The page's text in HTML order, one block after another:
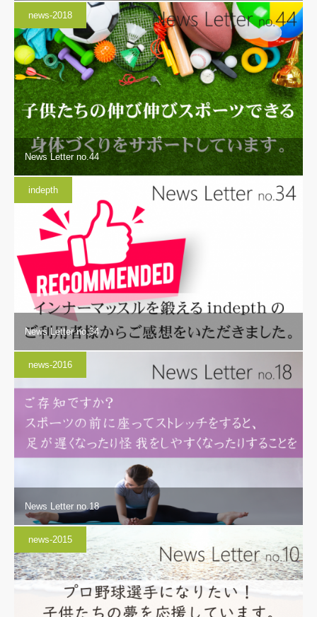
news-2018
News Letter no.44
indepth
News Letter no.34
news-2016
News Letter no.18
news-2015